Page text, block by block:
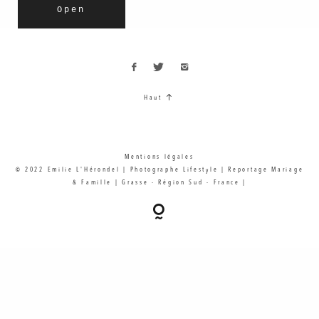
Open
© 2022 Emilie L'Hérondel | Photographe Lifestyle | Reportage Mariage
& Famille | Grasse - Région Sud - France |
Mentions légales
Haut